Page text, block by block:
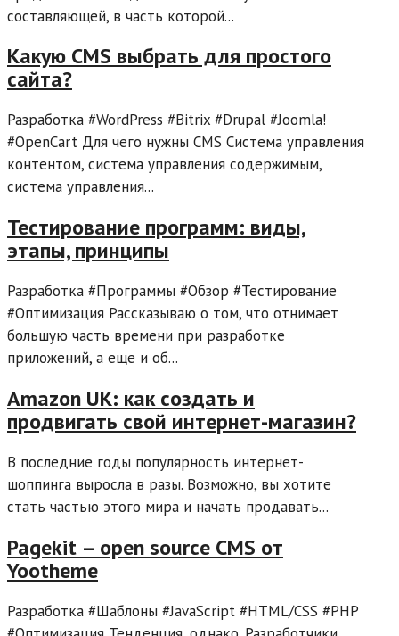
составляющей, в часть которой...
Какую CMS выбрать для простого
сайта?
Разработка #WordPress #Bitrix #Drupal #Joomla!
#OpenCart Для чего нужны CMS Система управления
контентом, система управления содержимым,
система управления...
Тестирование программ: виды,
этапы, принципы
Разработка #Программы #Обзор #Тестирование
#Оптимизация Рассказываю о том, что отнимает
большую часть времени при разработке
приложений, а еще и об...
Amazon UK: как создать и
продвигать свой интернет-магазин?
В последние годы популярность интернет-
шоппинга выросла в разы. Возможно, вы хотите
стать частью этого мира и начать продавать...
Pagekit – open source CMS от
Yootheme
Разработка #Шаблоны #JavaScript #HTML/CSS #PHP